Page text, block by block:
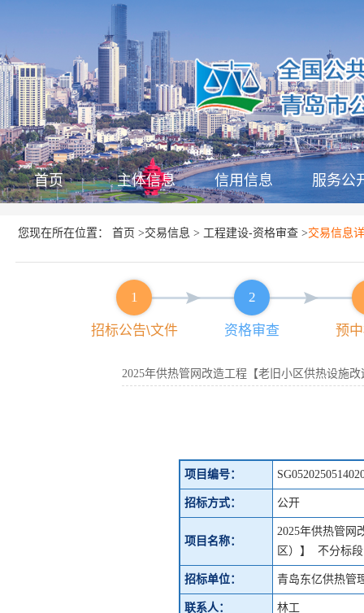
首页 主体信息 信用信息 服务公
您现在所在位置： 首页 >交易信息 > 工程建设-资格审查 >交易信息
1
招标公告\文件
2
资格审查 预
2025年供热管网改造工程【老旧小区供热设施
项目编号：
招标方式： 公开
项目名称：
2025年供热管网
区）】 不分标段
招标单位： 青岛东亿供热管
联系人： 林工